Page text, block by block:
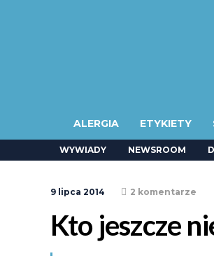
ALERGIA ETYKIETY
WYWIADY NEWSROOM
9 lipca 2014 2 komentarze
Kto jeszcze